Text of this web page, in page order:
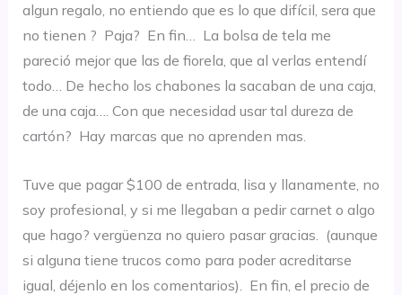
algun regalo, no entiendo que es lo que difícil, sera que
no tienen ? Paja? En fin… La bolsa de tela me
pareció mejor que las de fiorela, que al verlas entendí
todo… De hecho los chabones la sacaban de una caja,
de una caja…. Con que necesidad usar tal dureza de
cartón? Hay marcas que no aprenden mas.
Tuve que pagar $100 de entrada, lisa y llanamente, no
soy profesional, y si me llegaban a pedir carnet o algo
que hago? vergüenza no quiero pasar gracias. (aunque
si alguna tiene trucos como para poder acreditarse
igual, déjenlo en los comentarios). En fin, el precio de